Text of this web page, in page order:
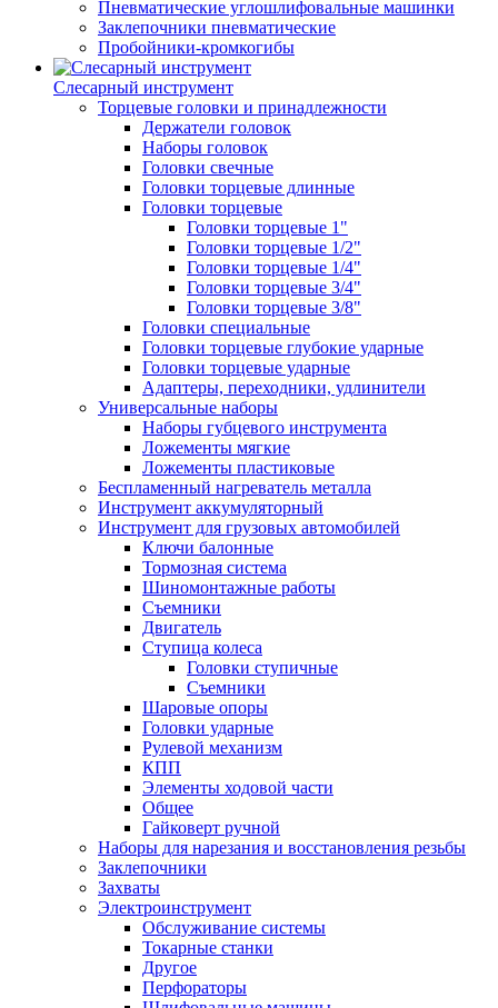
Пневматические углошлифовальные машинки
Заклепочники пневматические
Пробойники-кромкогибы
Слесарный инструмент
Торцевые головки и принадлежности
Держатели головок
Наборы головок
Головки свечные
Головки торцевые длинные
Головки торцевые
Головки торцевые 1"
Головки торцевые 1/2"
Головки торцевые 1/4"
Головки торцевые 3/4"
Головки торцевые 3/8"
Головки специальные
Головки торцевые глубокие ударные
Головки торцевые ударные
Адаптеры, переходники, удлинители
Универсальные наборы
Наборы губцевого инструмента
Ложементы мягкие
Ложементы пластиковые
Беспламенный нагреватель металла
Инструмент аккумуляторный
Инструмент для грузовых автомобилей
Ключи балонные
Тормозная система
Шиномонтажные работы
Cъемники
Двигатель
Ступица колеса
Головки ступичные
Cъемники
Шаровые опоры
Головки ударные
Рулевой механизм
КПП
Элементы ходовой части
Общее
Гайковерт ручной
Наборы для нарезания и восстановления резьбы
Заклепочники
Захваты
Электроинструмент
Обслуживание системы
Токарные станки
Другое
Перфораторы